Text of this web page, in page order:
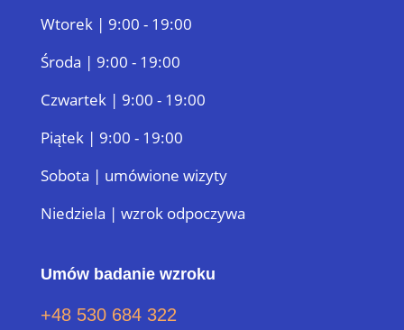
Wtorek | 9:00 - 19:00
Środa | 9:00 - 19:00
Czwartek | 9:00 - 19:00
Piątek | 9:00 - 19:00
Sobota | umówione wizyty
Niedziela | wzrok odpoczywa
Umów badanie wzroku
+48 530 684 322